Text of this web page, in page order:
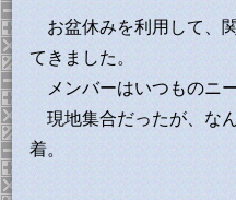
お盆休みを利用して、
てきました。
メンバーはいつものニー
現地集合だったが、な
着。